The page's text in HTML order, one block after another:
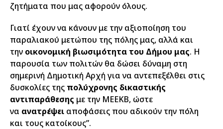
ζητήματα που μας αφορούν όλους.
Γιατί έχουν να κάνουν με την αξιοποίηση του
παραλιακού μετώπου της πόλης μας, αλλά και
την οικονομική βιωσιμότητα του Δήμου μας. Η
παρουσία των πολιτών θα δώσει δύναμη στη
σημερινή Δημοτική Αρχή για να αντεπεξέλθει στις
δυσκολίες της πολύχρονης δικαστικής
αντιπαράθεσης με την ΜΕΕΚΒ, ώστε
να ανατρέψει αποφάσεις που αδικούν την πόλη
και τους κατοίκους”.